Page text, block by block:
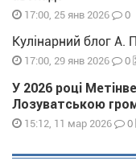
17:00, 25 янв 2026 0
Кулінарний блог А.
17:00, 29 янв 2026 0
У 2026 році
Лозуватською
15:12, 11 мар 2026 0